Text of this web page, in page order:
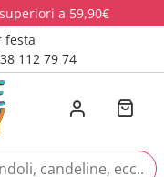
a 59,90€
festa
112 79 74